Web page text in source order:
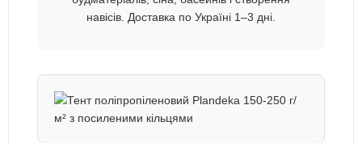
навісів. Доставка по Україні 1–3 дні.